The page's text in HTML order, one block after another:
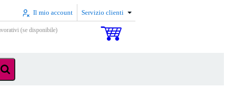
Il mio account Servizio clienti
(se disponibile)